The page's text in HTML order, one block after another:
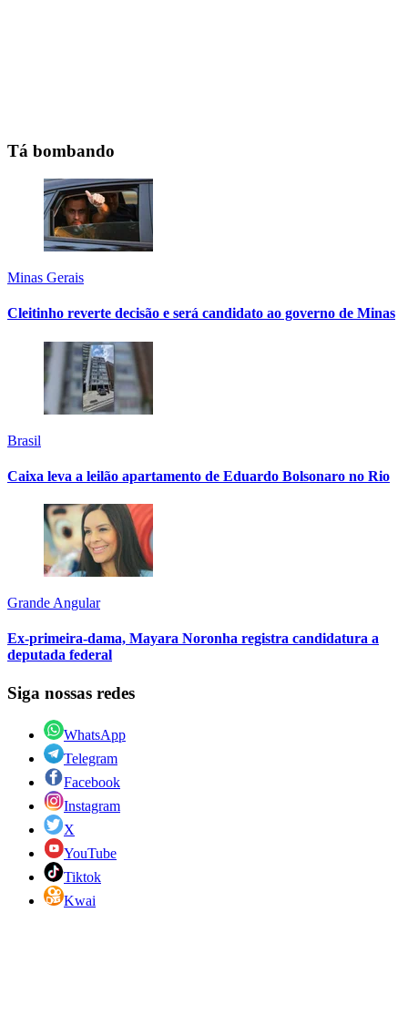
Tá bombando
Minas Gerais
Cleitinho reverte decisão e será candidato ao governo de Minas
Brasil
Caixa leva a leilão apartamento de Eduardo Bolsonaro no Rio
Grande Angular
Ex-primeira-dama, Mayara Noronha registra candidatura a
deputada federal
Siga nossas redes
WhatsApp
Telegram
Facebook
Instagram
X
YouTube
Tiktok
Kwai